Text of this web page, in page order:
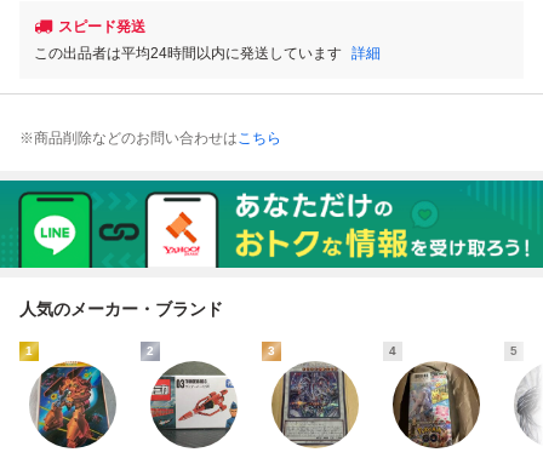
スピード発送
この出品者は平均24時間以内に発送しています 詳細
※商品削除などのお問い合わせはこちら
人気のメーカー・ブランド
1 2 3 4 5